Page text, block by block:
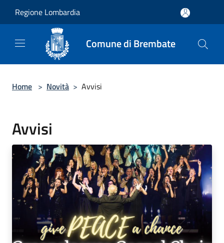
Regione Lombardia
Comune di Brembate
Home > Novità > Avvisi
Avvisi